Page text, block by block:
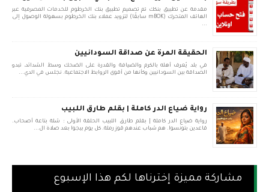
مقدمة عن تطبيق بنكك تم تصميم تطبيق بنك الخرطوم للخدمات المصرفية عبر
الهاتف المتحرك (mBOK سابقًا) لتزويد عملاء بنك الخرطوم بسهولة الوصول إلى
...
الحقيقة المرة عن صداقة السودانيين
في بلد يُعرف أهله بالكرم والضيافة والقدرة على الضحك وسط الشدائد، تبدو
الصداقة بين السودانيين وكأنها من أقوى الروابط الاجتماعية. نجلس في الدي...
رواية ضياع الدر كاملة | بقلم طارق اللبيب
رواية ضياع الدر كاملة | بقلم طارق اللبيب الحلقة الأولى : شلة بتاعة أصحاب.
قاعدين بتونسوا. هم شباب عندهم قوز رملة. كل يوم بيجوا بعد صلاة ال...
مشاركة مميزة إخترناها لكم هذا الإسبوع